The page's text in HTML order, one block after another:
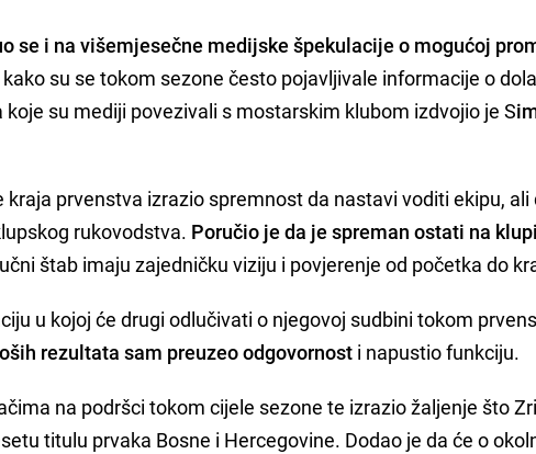
se i na višemjesečne medijske špekulacije o mogućoj
su se tokom sezone često pojavljivale informacije o
su mediji povezivali s mostarskim klubom izdvojio je S
kraja prvenstva izrazio spremnost da nastavi voditi ekipu, ali
rukovodstva. Poručio je da je spreman ostati na
štab imaju zajedničku viziju i povjerenje od početka do
u kojoj će drugi odlučivati o njegovoj sudbini tokom
rezultata sam preuzeo odgovornost i napustio funkciju.
na podršci tokom cijele sezone te izrazio žaljenje što
titulu prvaka Bosne i Hercegovine. Dodao je da će o